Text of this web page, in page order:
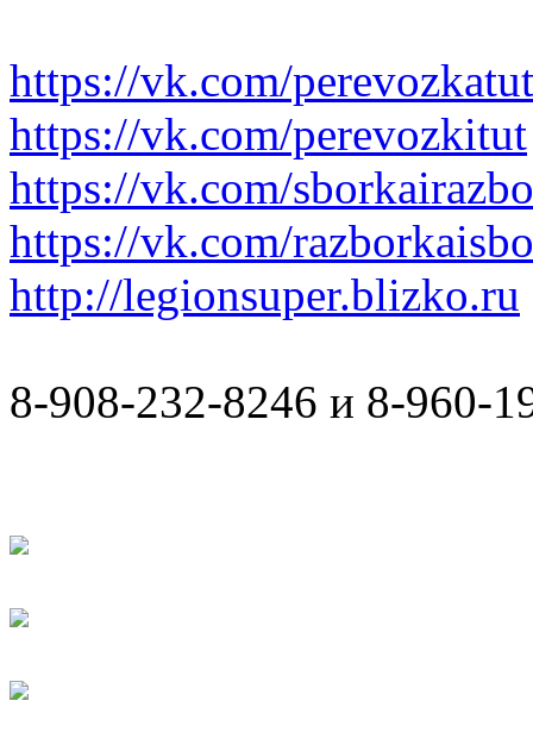
https://vk.com/perevozkatut
https://vk.com/perevozkitut
https://vk.com/
https://vk.com/
http://legionsuper.blizko.ru
8-908-232-8246 и 8-960-